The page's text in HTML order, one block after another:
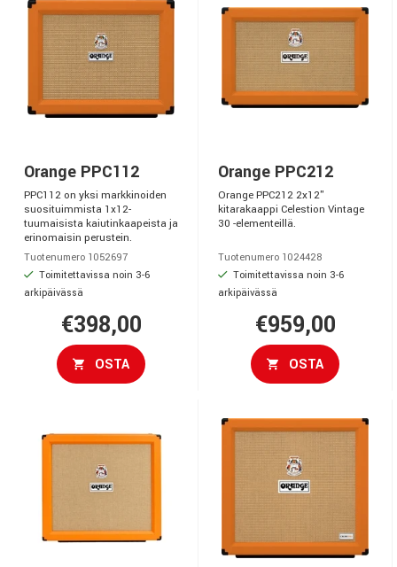
Orange PPC112
PPC112 on yksi markkinoiden
suosituimmista 1x12-
tuumaisista kaiutinkaapeista ja
erinomaisin perustein.
Tuotenumero 1052697
Toimitettavissa noin 3-6
arkipäivässä
€398,00
OSTA
Orange PPC212
Orange PPC212 2x12"
kitarakaappi Celestion Vintage
30 -elementeillä.
Tuotenumero 1024428
Toimitettavissa noin 3-6
arkipäivässä
€959,00
OSTA